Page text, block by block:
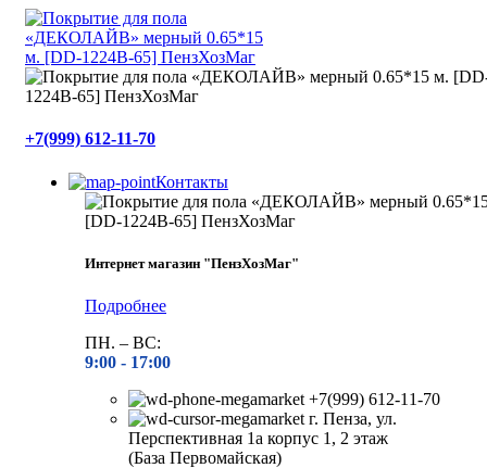
+7(999) 612-11-70
Контакты
Интернет магазин "ПензХозМаг"
Подробнее
ПН. – ВС:
9:00 - 17:00
+7(999) 612-11-70
г. Пенза, ул.
Перспективная 1а корпус 1, 2 этаж
(База Первомайская)